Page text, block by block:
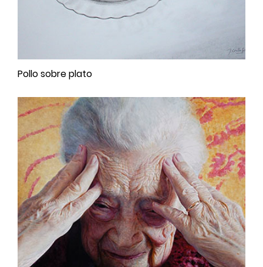
Pollo sobre plato